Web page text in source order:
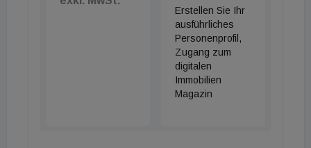
Erstellen Sie Ihr
ausführliches
Personenprofil,
Zugang zum
digitalen
Immobilien
Magazin